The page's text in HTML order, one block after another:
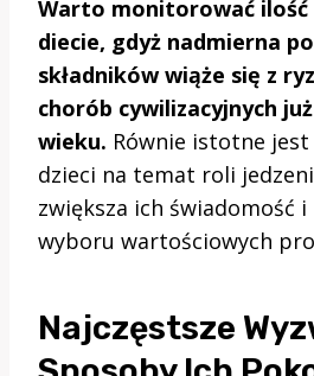
Warto monitorować ilość
diecie, gdyż nadmierna
składników wiąże się z
chorób cywilizacyjnych
wieku. Równie istotne
dzieci na temat roli
zwiększa ich świadomość
wyboru wartościowych
Najczęstsze